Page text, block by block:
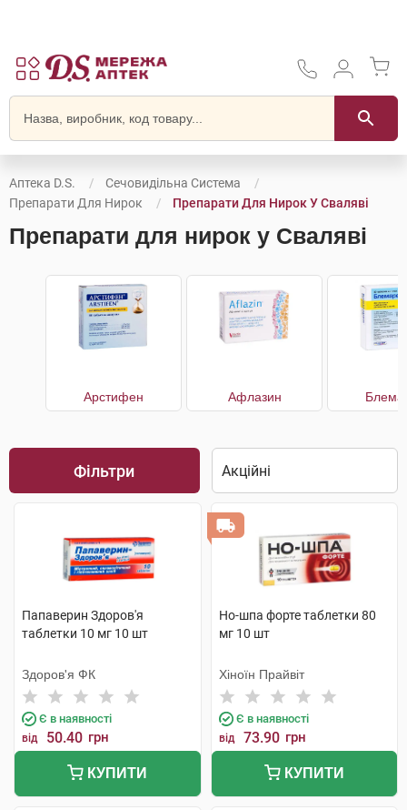
Аптека D.S.
Сечовидільна Система
Препарати Для Нирок
Препарати Для Нирок У Сваляві
Препарати для нирок у Сваляві
Арстифен Афлазин
Фільтри
Папаверин Здоров'я
таблетки 10 мг 10 шт
Здоров'я ФК
Є в наявності
від 50.40 грн
КУПИТИ
Но-шпа форте таблетки 80
мг 10 шт
Хіноїн Прайвіт
Є в наявності
від 73.90 грн
КУПИТИ